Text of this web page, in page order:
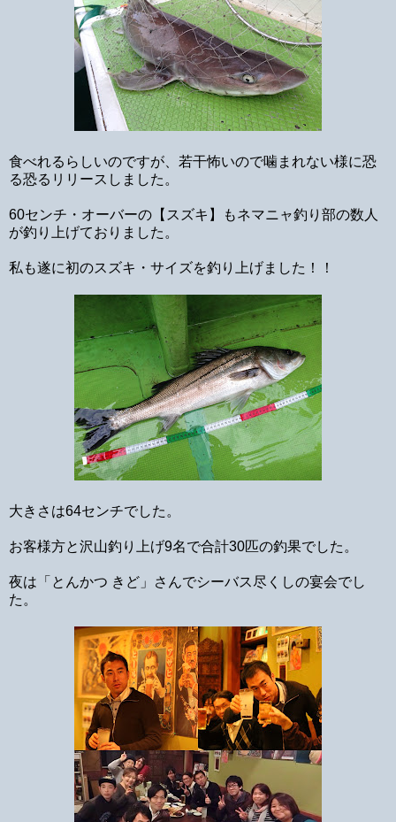
食べれるらしいのですが、若干怖いので噛まれない様に恐
る恐るリリースしました。
60センチ・オーバーの【スズキ】もネマニャ釣り部の数人
が釣り上げておりました。
私も遂に初のスズキ・サイズを釣り上げました！！
大きさは64センチでした。
お客様方と沢山釣り上げ9名で合計30匹の釣果でした。
夜は「とんかつ きど」さんでシーバス尽くしの宴会でし
た。